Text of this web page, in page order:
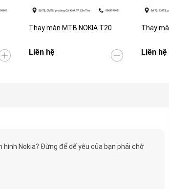
Thay màn MTB NOKIA T20
Liên hệ
Thay
Liên hệ
hình Nokia? Đừng để dế yêu của bạn phải chờ